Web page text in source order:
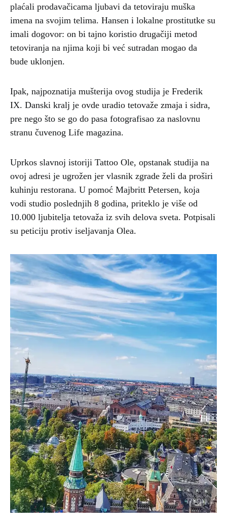
plaćali prodavačicama ljubavi da tetoviraju muška
imena na svojim telima. Hansen i lokalne prostitutke su
imali dogovor: on bi tajno koristio drugačiji metod
tetoviranja na njima koji bi već sutradan mogao da
bude uklonjen.
Ipak, najpoznatija mušterija ovog studija je Frederik
IX. Danski kralj je ovde uradio tetovaže zmaja i sidra,
pre nego što se go do pasa fotografisao za naslovnu
stranu čuvenog Life magazina.
Uprkos slavnoj istoriji Tattoo Ole, opstanak studija na
ovoj adresi je ugrožen jer vlasnik zgrade želi da proširi
kuhinju restorana. U pomoć Majbritt Petersen, koja
vodi studio poslednjih 8 godina, priteklo je više od
10.000 ljubitelja tetovaža iz svih delova sveta. Potpisali
su peticiju protiv iseljavanja Olea.